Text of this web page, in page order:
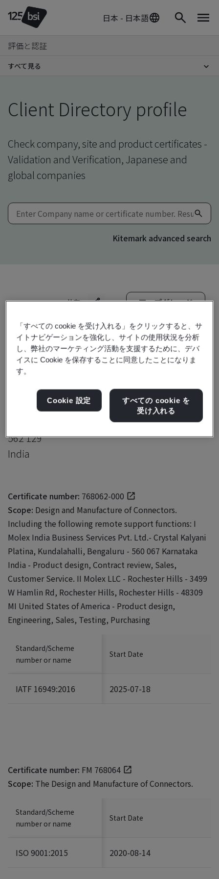
日本 - 日本語
評価と認証
すべて見る
Client Directory profile
Check company, site and product certificates -
Validation and Verification, Japanese and
global companies
Kitemark advanced search
共有: アップグレード
Molex (India) Private Limited
Plot No.61-P,62 & 63
Bengaluru Aerospace Park Industrial Area
Dummanahalli Village, Jala Hobli,
Bengaluru North Taluk
562 129
India
Certificate number: 768062-000
Scope: Design and Manufacture of Connectors.
Including the following remote support functions: I
Molex India Business Services Pvt. Ltd.- Crystal Kalyani
Platina, Kundalahalli, Bengaluru - 560 067 Karnataka
India - Product design, Contract review, Sales,
Customer Service. II Molex LLC - Rochester Hills - 3499
W Hamlin Rd, Rochester Hills, Rochester Hills - 48309
MI United States of America - Product design,
Engineering, Sales, Testing, Purchasing
Standard/Scheme
number or name
Start Date
IATF 16949:2016 2025-07-18
Certificate number: FM 768064
Scope: The Design and Manufacture of Connectors.
Standard/Scheme
number or name
Start Date
ISO 9001:2015 2020-08-14
「すべての cookie を受け入れる」をクリックすると、サ
イトナビゲーションを強化し、サイトの使用状況を分析
し、弊社のマーケティング活動を支援するために、デバ
イスに Cookie を保存することに同意したことになりま
す。
Cookie 設定
すべての cookie を
受け入れる